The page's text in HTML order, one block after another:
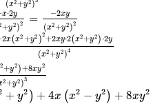
(x2+y2)
x⋅2y
+y2)2 = −2xy
(x2+y2)2
yx2+y 22= -2xyx2+y
2x(x2 +y2 )2+2xy⋅2(x2+y2 ) ⋅2y
(x2+y2)4
2+y2 )+8xy2
2+y2)3
2+ x y 2
+ y2 ) + 4x (x2 − y2) + 8xy2